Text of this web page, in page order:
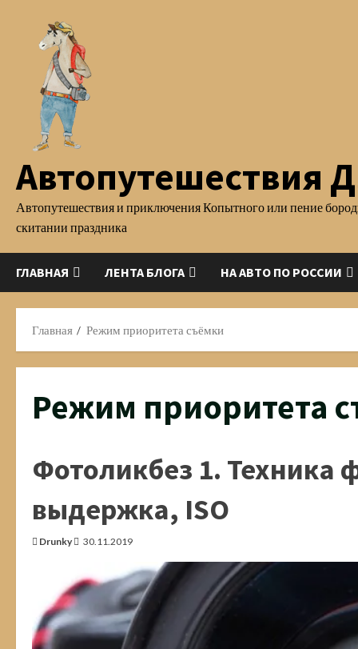
содержимому
Автопутешествия
Автопутешествия и приключения Копытного или пение
скитании праздника
ГЛАВНАЯ ЛЕНТА БЛОГА НА АВТО ПО РОССИИ
Главная Режим приоритета съёмки
Режим приоритета
Фотоликбез 1.
выдержка, ISO
Drunky 30.11.2019